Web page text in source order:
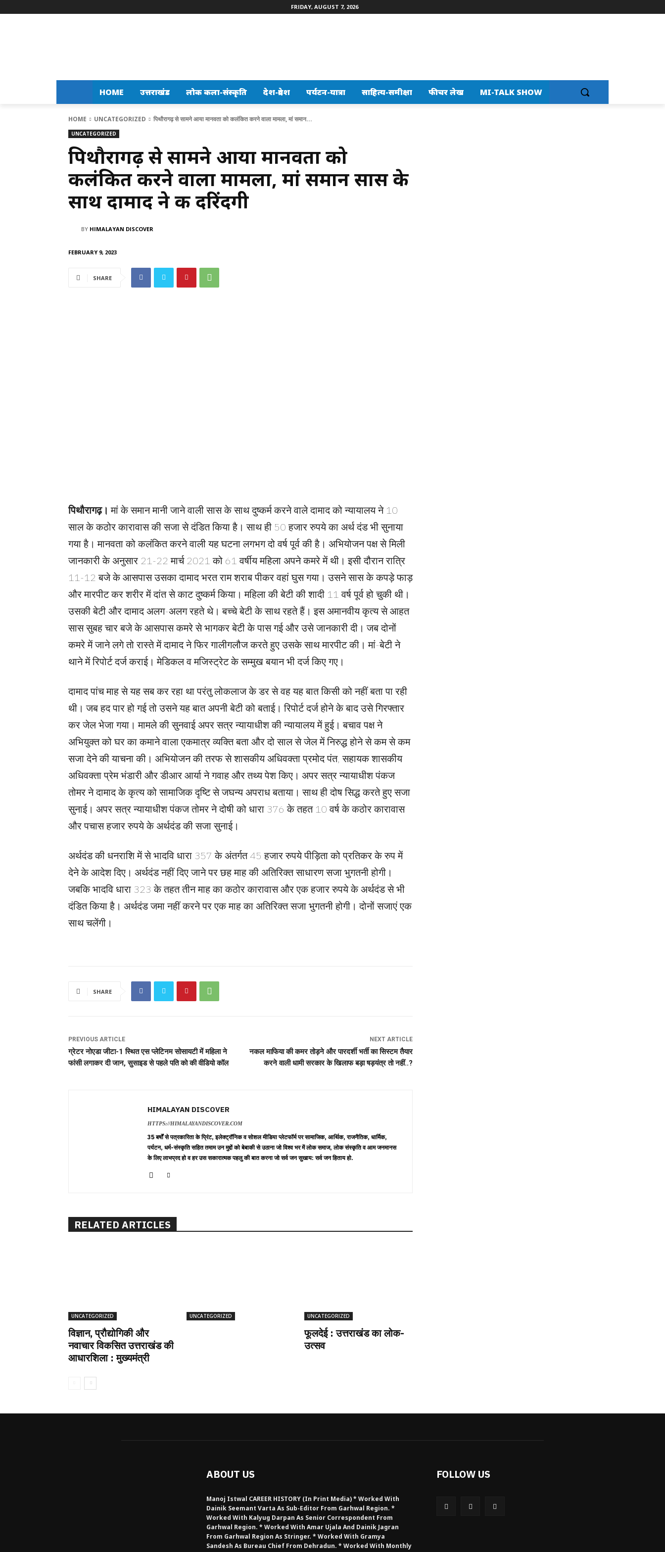
FRIDAY, AUGUST 7, 2026
HOME उत्तराखंड लोक कला-संस्कृति देश-प्रदेश पर्यटन-यात्रा साहित्य-समीक्षा फीचर लेख MI-TALK SHOW
HOME UNCATEGORIZED पिथौरागढ़ से सामने आया मानवता को कलंकित करने वाला मामला, मां समान...
UNCATEGORIZED
पिथौरागढ़ से सामने आया मानवता को
कलंकित करने वाला मामला, मां समान सास के
साथ दामाद ने की दरिंदगी
BY HIMALAYAN DISCOVER
FEBRUARY 9, 2023
SHARE
पिथौरागढ़।मां के समान मानी जाने वाली सास के साथ दुष्कर्म करने वाले दामाद को न्यायालय ने 10
साल के कठोर कारावास की सजा से दंडित किया है। साथ ही 50 हजार रुपये का अर्थ दंड भी सुनाया
गया है। मानवता को कलंकित करने वाली यह घटना लगभग दो वर्ष पूर्व की है। अभियोजन पक्ष से मिली
जानकारी के अनुसार 21-22 मार्च 2021 को 61 वर्षीय महिला अपने कमरे में थी। इसी दौरान रात्रि
11-12 बजे के आसपास उसका दामाद भरत राम शराब पीकर वहां घुस गया। उसने सास के कपड़े फाड़
और मारपीट कर शरीर में दांत से काट दुष्कर्म किया। महिला की बेटी की शादी 11 वर्ष पूर्व हो चुकी थी।
उसकी बेटी और दामाद अलग-अलग रहते थे। बच्चे बेटी के साथ रहते हैं। इस अमानवीय कृत्य से आहत
सास सुबह चार बजे के आसपास कमरे से भागकर बेटी के पास गई और उसे जानकारी दी। जब दोनों
कमरे में जाने लगे तो रास्ते में दामाद ने फिर गालीगलौज करते हुए उसके साथ मारपीट की। मां-बेटी ने
थाने में रिपोर्ट दर्ज कराई। मेडिकल व मजिस्ट्रेट के सम्मुख बयान भी दर्ज किए गए।
दामाद पांच माह से यह सब कर रहा था परंतु लोकलाज के डर से वह यह बात किसी को नहीं बता पा रही
थी। जब हद पार हो गई तो उसने यह बात अपनी बेटी को बताई। रिपोर्ट दर्ज होने के बाद उसे गिरफ्तार
कर जेल भेजा गया। मामले की सुनवाई अपर सत्र न्यायाधीश की न्यायालय में हुई। बचाव पक्ष ने
अभियुक्त को घर का कमाने वाला एकमात्र व्यक्ति बता और दो साल से जेल में निरुद्ध होने से कम से कम
सजा देने की याचना की। अभियोजन की तरफ से शासकीय अधिवक्ता प्रमोद पंत, सहायक शासकीय
अधिवक्ता प्रेम भंडारी और डीआर आर्या ने गवाह और तथ्य पेश किए। अपर सत्र न्यायाधीश पंकज
तोमर ने दामाद के कृत्य को सामाजिक दृष्टि से जघन्य अपराध बताया। साथ ही दोष सिद्ध करते हुए सजा
सुनाई। अपर सत्र न्यायाधीश पंकज तोमर ने दोषी को धारा 376 के तहत 10 वर्ष के कठोर कारावास
और पचास हजार रुपये के अर्थदंड की सजा सुनाई।
अर्थदंड की धनराशि में से भादवि धारा 357 के अंतर्गत 45 हजार रुपये पीड़िता को प्रतिकर के रुप में
देने के आदेश दिए। अर्थदंड नहीं दिए जाने पर छह माह की अतिरिक्त साधारण सजा भुगतनी होगी।
जबकि भादवि धारा 323 के तहत तीन माह का कठोर कारावास और एक हजार रुपये के अर्थदंड से भी
दंडित किया है। अर्थदंड जमा नहीं करने पर एक माह का अतिरिक्त सजा भुगतनी होगी। दोनों सजाएं एक
साथ चलेंगी।
SHARE
PREVIOUS ARTICLE
ग्रेटर नोएडा जीटा-1 स्थित एस प्लेटिनम सोसायटी में महिला ने
फांसी लगाकर दी जान, सुसाइड से पहले पति को की वीडियो कॉल
NEXT ARTICLE
नकल माफिया की कमर तोड़ने और पारदर्शी भर्ती का सिस्टम तैयार
करने वाली धामी सरकार के खिलाफ बड़ा षड़यंत्र तो नहीं..?
HIMALAYAN DISCOVER
HTTPS://HIMALAYANDISCOVER.COM
35 बर्षों से पत्रकारिता के प्रिंट, इलेक्ट्रॉनिक व सोशल मीडिया प्लेटफॉर्म पर सामाजिक, आर्थिक, राजनैतिक, धार्मिक,
पर्यटन, धर्म-संस्कृति सहित तमाम उन मुद्दों को बेबाकी से उठाना जो विश्व भर में लोक समाज, लोक संस्कृति व आम जनमानस
के लिए लाभप्रद हो व हर उस सकारात्मक पहलु की बात करना जो सर्व जन सुखाय: सर्व जन हिताय हो.
RELATED ARTICLES
UNCATEGORIZED
विज्ञान, प्रौद्योगिकी और
नवाचार विकसित उत्तराखंड की
आधारशिला : मुख्यमंत्री
UNCATEGORIZED UNCATEGORIZED
फूलदेई : उत्तराखंड का लोक-
उत्सव
ABOUT US
Manoj Istwal CAREER HISTORY (in Print Media) * Worked With
Dainik Seemant Varta As Sub-Editor From Garhwal Region. *
Worked With Kalyug Darpan As Senior Correspondent From
Garhwal Region. * Worked With Amar Ujala And Dainik Jagran
From Garhwal Region As Stringer. * Worked With Gramya
Sandesh As Bureau Chief From Dehradun. * Worked With Monthly
FOLLOW US